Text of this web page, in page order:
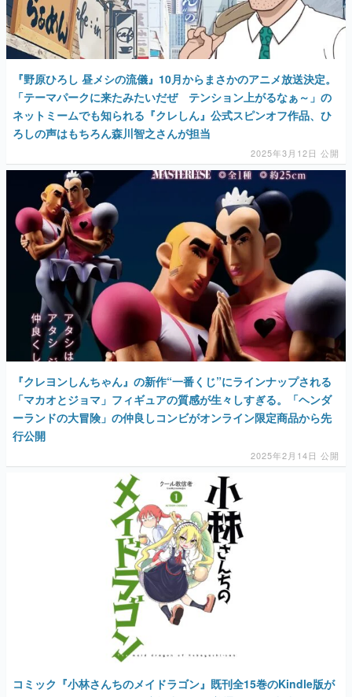
『野原ひろし 昼メシの流儀』10月からまさかのアニメ放送決定。
「テーマパークに来たみたいだぜ テンション上がるなぁ～」の
ネットミームでも知られる『クレしん』公式スピンオフ作品、ひ
ろしの声はもちろん森川智之さんが担当
2025年3月12日 公開
『クレヨンしんちゃん』の新作“一番くじ”にラインナップされる
「マカオとジョマ」フィギュアの質感が生々しすぎる。「ヘンダ
ーランドの大冒険」の仲良しコンビがオンライン限定商品から先
行公開
2025年2月14日 公開
コミック『小林さんちのメイドラゴン』既刊全15巻のKindle版が